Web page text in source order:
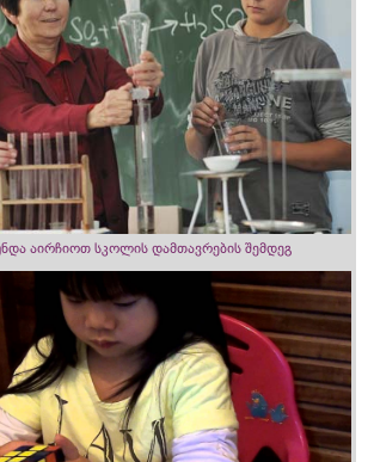
აირჩიოთ სკოლის დამთავრების შემდეგ